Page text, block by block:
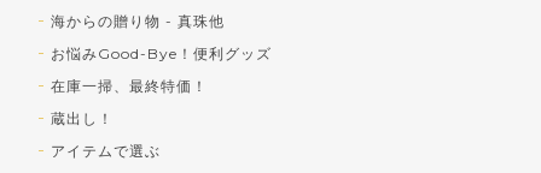
海からの贈り物 - 真珠他
お悩みGood-Bye！便利グッズ
在庫一掃、最終特価！
蔵出し！
アイテムで選ぶ